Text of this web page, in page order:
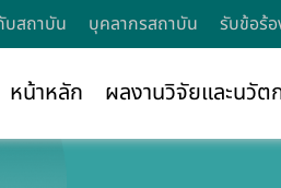
บสถาบัน บุคลากรสถาบัน รับข้อร้อ
หน้าหลัก ผลงานวิจัยและนวัต